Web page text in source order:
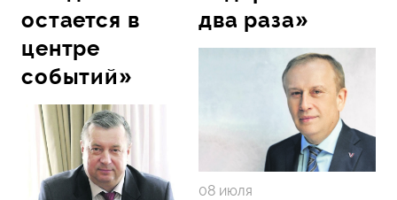
остается в
центре
событий»
два раза»
08 июля